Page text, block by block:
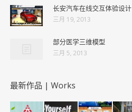
长安汽车在线交互体验设计
三月 19, 2013
部分医学三维模型
三月 5, 2013
最新作品 | Works